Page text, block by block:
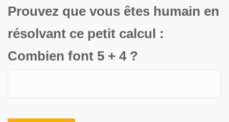
Prouvez que vous êtes humain en
résolvant ce petit calcul :
Combien font 5 + 4 ?